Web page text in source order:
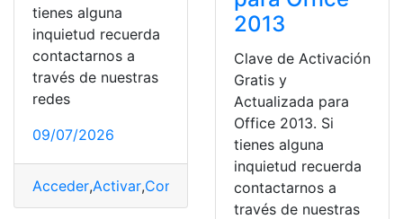
tienes alguna
inquietud recuerda
contactarnos a
través de nuestras
redes
09/07/2026
Acceder,Activar,Consulta Consulta online,Microsoft
2013
Clave de Activación
Gratis y
Actualizada para
Office 2013. Si
tienes alguna
inquietud recuerda
contactarnos a
través de nuestras